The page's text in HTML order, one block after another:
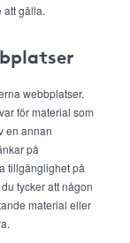
att gälla.
webbplatser.
för material som
en annan
på
tillgänglighet på
tycker att någon
material eller